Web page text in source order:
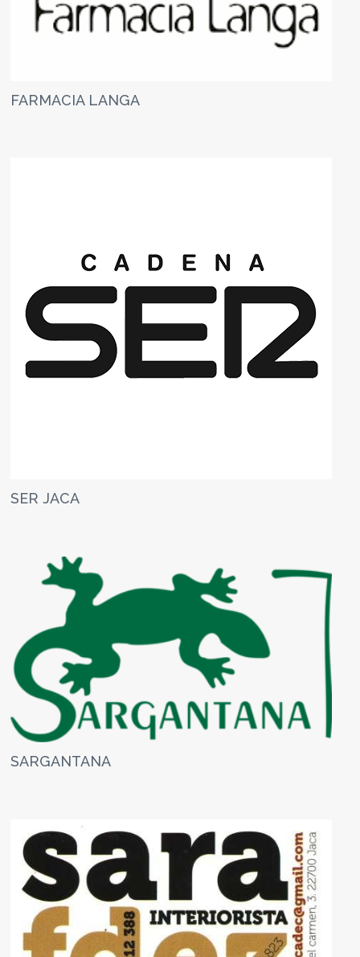
FARMACIA LANGA
SER JACA
SARGANTANA